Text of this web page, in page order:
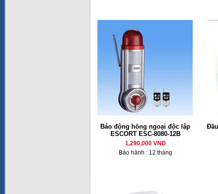
Báo động hồng ngoại độc lập
ESCORT ESC-8080-12B
1,290,000 VNĐ
Bảo hành : 12 tháng